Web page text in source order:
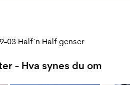
03 Half´n Half genser
- Hva synes du om